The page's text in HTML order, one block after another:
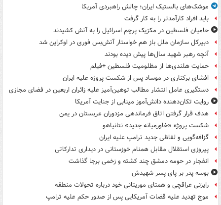
موشک‌های بالستیک ایران؛ چالش راهبردی آمریکا
باید افراد کارآمدتر را به کار گرفت
حامیان فلسطین در مکزیک پرچم اسرائیل را به آتش کشیدند
دبیرکل سازمان ملل باز هم خواستار آتش‌بس فوری در اوکراین شد
آنچه رهبر شهید سال‌ها پیش دیده بودند
حمایت هلندی‌ها از مظلومیت فلسطین +فیلم
افشای برکناری در موساد پس از شکست پروژه علیه ایران
دستگیری عامل انتشار مطالب توهین‌آمیز علیه زائران اربعین در فضای مجازی
روایت تکان‌دهنده دانش‌آموز مینابی از جنایت آمریکا
هدف قرار گرفتن اتاق‌ فرماندهی مزدوران عربستان در یمن
شکست پروژه «خاورمیانه جدید» نتانیاهو
گزافه‌گویی و لفاظی جدید ترامپ علیه ایران
پیروزی استقلال مقابل همنام خوزستانی در دیداری تدارکاتی
انفجار در حومه دمشق چند کشته و زخمی برجا گذاشت
بوسه‌ پدر بر پای پسر شهیدش
رایزنی عراقچی و همتای موریتانی خود درباره تحولات منطقه
موج تهدید علیه قضات آمریکایی پس از صدور حکم علیه ترامپ